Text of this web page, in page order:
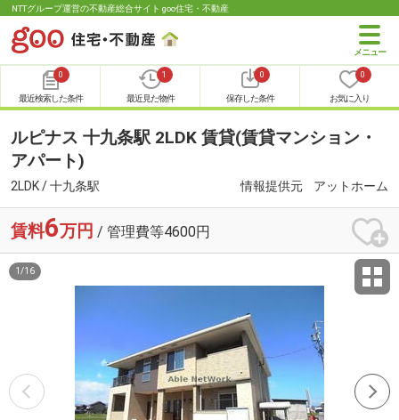
NTTグループ運営の不動産総合サイト goo住宅・不動産
0
最近検索した条件
1
最近見た物件
0
保存した条件
0
お気に入り
ルピナス 十九条駅 2LDK 賃貸(賃貸マンション・
アパート)
2LDK / 十九条駅 情報提供元 アットホーム
賃料6万円 / 管理費等4600円
1 /16